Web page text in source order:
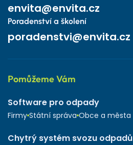
envita@envita.cz
Poradenství a školení
poradenstvi@envita.cz
Pomůžeme Vám
Software pro odpady
Firmy Státní správa Obce a města
Chytrý systém svozu odpadů